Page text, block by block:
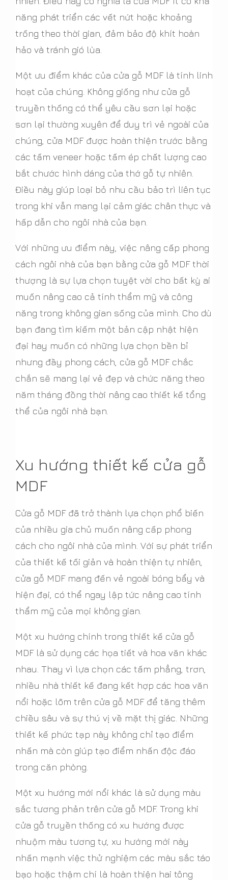
năng phát triển các vết nứt hoặc khoảng
trống theo thời gian, đảm bảo độ khít hoàn
hảo và tránh gió lùa.
Một ưu điểm khác của cửa gỗ MDF là tính linh
hoạt của chúng. Không giống như cửa gỗ
truyền thống có thể yêu cầu sơn lại hoặc
sơn lại thường xuyên để duy trì vẻ ngoài của
chúng, cửa MDF được hoàn thiện trước bằng
các tấm veneer hoặc tấm ép chất lượng cao
bắt chước hình dáng của thớ gỗ tự nhiên.
Điều này giúp loại bỏ nhu cầu bảo trì liên tục
trong khi vẫn mang lại cảm giác chân thực và
hấp dẫn cho ngôi nhà của bạn.
Với những ưu điểm này, việc nâng cấp phong
cách ngôi nhà của bạn bằng cửa gỗ MDF thời
thượng là sự lựa chọn tuyệt vời cho bất kỳ ai
muốn nâng cao cả tính thẩm mỹ và công
năng trong không gian sống của mình. Cho dù
bạn đang tìm kiếm một bản cập nhật hiện
đại hay muốn có những lựa chọn bền bỉ
nhưng đầy phong cách, cửa gỗ MDF chắc
chắn sẽ mang lại vẻ đẹp và chức năng theo
năm tháng đồng thời nâng cao thiết kế tổng
thể của ngôi nhà bạn.
Xu hướng thiết kế cửa gỗ
MDF
Cửa gỗ MDF đã trở thành lựa chọn phổ biến
của nhiều gia chủ muốn nâng cấp phong
cách cho ngôi nhà của mình. Với sự phát triển
của thiết kế tối giản và hoàn thiện tự nhiên,
cửa gỗ MDF mang đến vẻ ngoài bóng bẩy và
hiện đại, có thể ngay lập tức nâng cao tính
thẩm mỹ của mọi không gian.
Một xu hướng chính trong thiết kế cửa gỗ
MDF là sử dụng các họa tiết và hoa văn khác
nhau. Thay vì lựa chọn các tấm phẳng, trơn,
nhiều nhà thiết kế đang kết hợp các hoa văn
nổi hoặc lõm trên cửa gỗ MDF để tăng thêm
chiều sâu và sự thú vị về mặt thị giác. Những
thiết kế phức tạp này không chỉ tạo điểm
nhấn mà còn giúp tạo điểm nhấn độc đáo
trong căn phòng.
Một xu hướng mới nổi khác là sử dụng màu
sắc tương phản trên cửa gỗ MDF. Trong khi
cửa gỗ truyền thống có xu hướng được
nhuộm màu tương tự, xu hướng mới này
nhấn mạnh việc thử nghiệm các màu sắc táo
bạo hoặc thậm chí là hoàn thiện hai tông